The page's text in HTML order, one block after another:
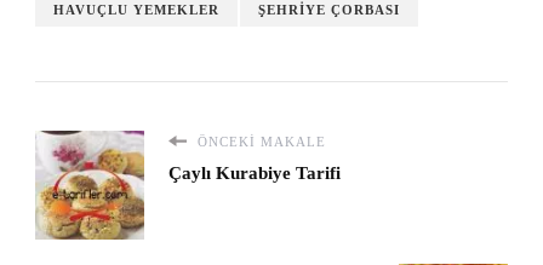
HAVUÇLU YEMEKLER ŞEHRIYE ÇORBASI
ÖNCEKI MAKALE
Çaylı Kurabiye Tarifi